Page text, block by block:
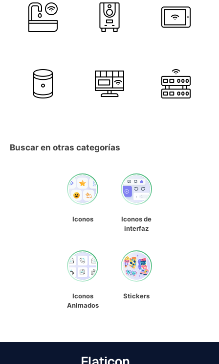
Buscar en otras categorías
Iconos
Iconos de
interfaz
Iconos
Animados
Stickers